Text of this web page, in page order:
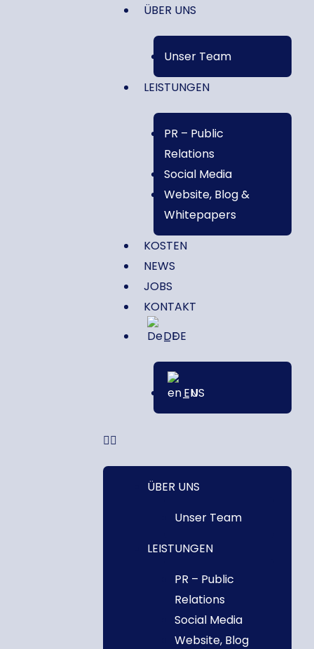
ÜBER UNS
Unser Team
LEISTUNGEN
PR – Public
Relations
Social Media
Website, Blog &
Whitepapers
KOSTEN
NEWS
JOBS
KONTAKT
DE
EN
ÜBER UNS
Unser Team
LEISTUNGEN
PR – Public
Relations
Social Media
Website, Blog